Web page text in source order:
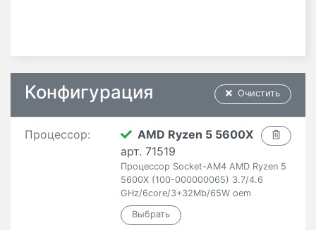
Очистить
Конфигурация
Процессор:
AMD Ryzen 5 5600X
арт. 71519
Процессор Socket-AM4 AMD Ryzen 5
5600X (100-000000065) 3.7/4.6
GHz/6core/3+32Mb/65W oem